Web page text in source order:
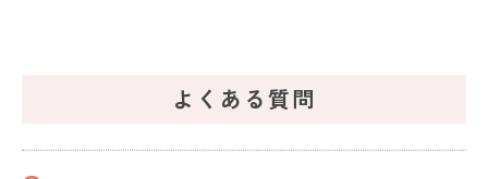
よくある質問